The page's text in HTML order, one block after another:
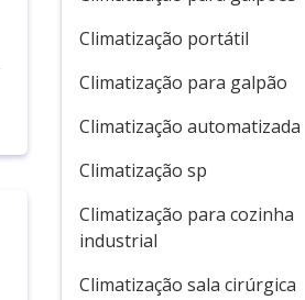
Climatização portátil
Climatização para galpão
Climatização automatizada
Climatização sp
Climatização para cozinha
industrial
Climatização sala cirúrgica